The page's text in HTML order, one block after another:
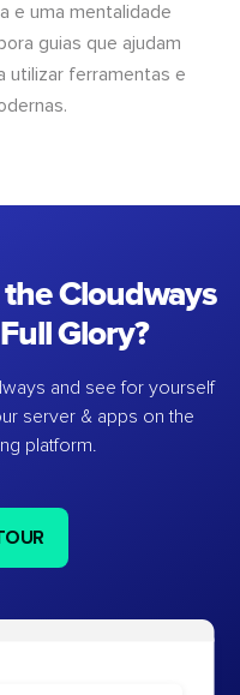
e uma mentalidade
guias que ajudam
utilizar ferramentas e
Cloudways
Glory?
and see for yourself
server & apps on the
platform.